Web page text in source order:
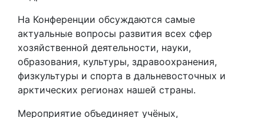
На Конференции обсуждаются самые
актуальные вопросы развития всех сфер
хозяйственной деятельности, науки,
образования, культуры, здравоохранения,
физкультуры и спорта в дальневосточных и
арктических регионах нашей страны.
Мероприятие объединяет учёных,